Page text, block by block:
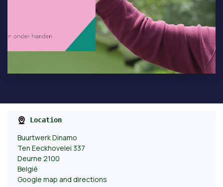
Location
Buurtwerk Dinamo
Ten Eeckhovelei 337
Deurne 2100
België
Google map and directions